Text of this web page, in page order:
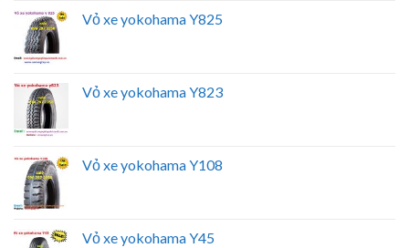
Vỏ xe yokohama Y825
Vỏ xe yokohama Y823
Vỏ xe yokohama Y108
Vỏ xe yokohama Y45